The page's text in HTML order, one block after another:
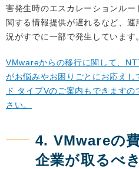
害発生時のエスカレーションル
関する情報提供が遅れるなど、
況がすでに一部で発生しています
VMwareからの移行に関して、
がお悩みやお困りごとにお応え
ド タイプVのご案内もできます
さい。
4. VMwareの
企業が取るべ